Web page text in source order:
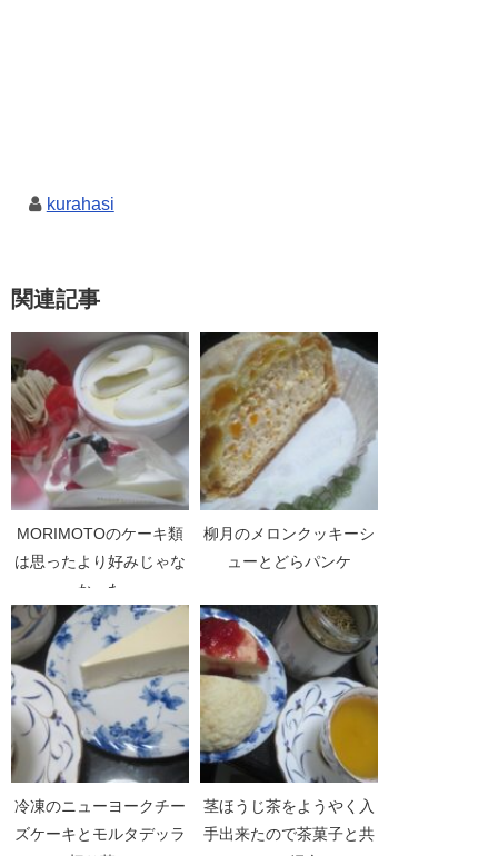
kurahasi
関連記事
MORIMOTOのケーキ類
は思ったより好みじゃな
かった
柳月のメロンクッキーシ
ューとどらパンケ
冷凍のニューヨークチー
ズケーキとモルタデッラ
茎ほうじ茶をようやく入
手出来たので茶菓子と共